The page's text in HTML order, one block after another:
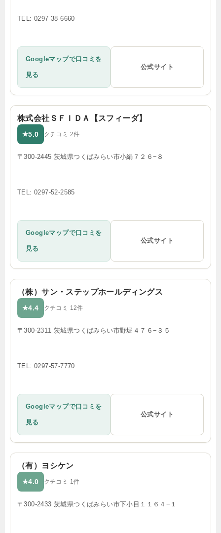
TEL: 0297-38-6660
Googleマップで口コミを
見る
公式サイト
株式会社ＳＦＩＤＡ【スフィーダ】
★5.0 クチコミ 2件
〒300-2445 茨城県つくばみらい市小絹７２６−８
TEL: 0297-52-2585
Googleマップで口コミを
見る
公式サイト
（株）サン・ステップホールディングス
★4.4 クチコミ 12件
〒300-2311 茨城県つくばみらい市野堀４７６−３５
TEL: 0297-57-7770
Googleマップで口コミを
見る
公式サイト
（有）ヨシケン
★4.0 クチコミ 1件
〒300-2433 茨城県つくばみらい市下小目１１６４−１